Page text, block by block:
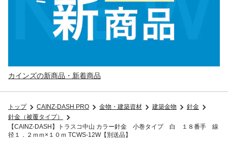
カインズの新商品・新着商品
トップ CAINZ-DASH PRO 金物・建築資材 建築金物
針金
針金（被覆タイプ）
【CAINZ-DASH】トラスコ中山 カラー針金 小巻タイプ 白 １８番手 線
径１．２ｍｍ×１０ｍ TCWS-12W【別送品】